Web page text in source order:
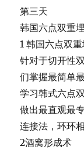
第三天
韩国六点双重
1 韩国六点双
针对于切开性
们掌握最简单
学习韩式六点
做出最直观最
连接法，环环
2酒窝形成术